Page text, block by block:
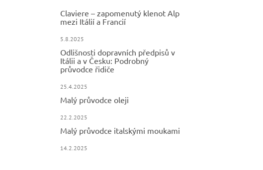
Claviere – zapomenutý klenot Alp
mezi Itálií a Francií
5.8.2025
Odlišnosti dopravních předpisů v
Itálii a v Česku: Podrobný
průvodce řidiče
25.4.2025
Malý průvodce oleji
22.2.2025
Malý průvodce italskými moukami
14.2.2025